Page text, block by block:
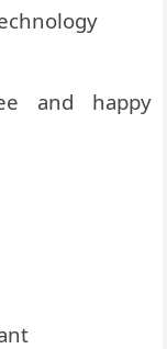
and happy